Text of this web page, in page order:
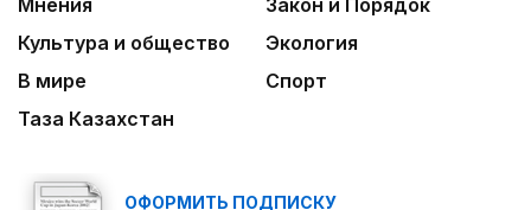
Мнения
Закон и Порядок
Культура и общество
Экология
В мире
Спорт
Таза Казахстан
ОФОРМИТЬ ПОДПИСКУ